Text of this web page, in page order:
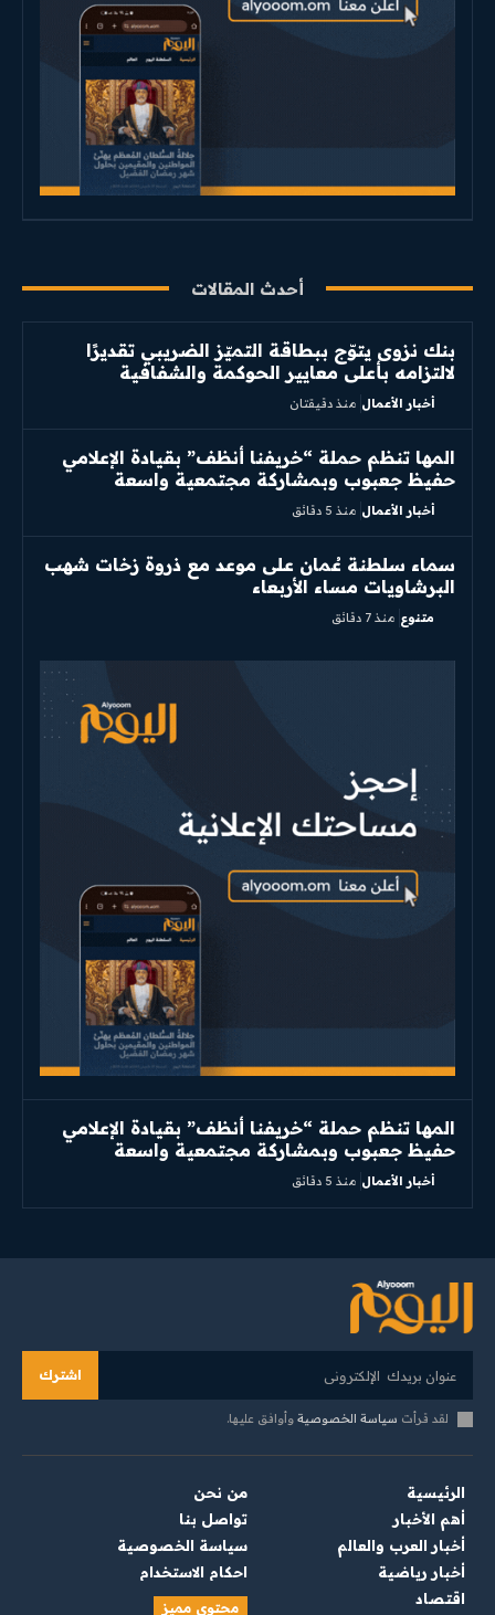
أحدث المقالات
بنك نزوى يتوّج ببطاقة التميّز الضريبي تقديرًا
لالتزامه بأعلى معايير الحوكمة والشفافية
أخبار الأعمال منذ دقيقتان
المها تنظم حملة “خريفنا أنظف” بقيادة الإعلامي
حفيظ جعبوب وبمشاركة مجتمعية واسعة
أخبار الأعمال منذ 5 دقائق
سماء سلطنة عُمان على موعد مع ذروة زخات شهب
البرشاويات مساء الأربعاء
متنوع منذ 7 دقائق
المها تنظم حملة “خريفنا أنظف” بقيادة الإعلامي
حفيظ جعبوب وبمشاركة مجتمعية واسعة
أخبار الأعمال منذ 5 دقائق
اشترك
لقد قرأت سياسة الخصوصية وأوافق عليها.
الرئيسية
أهم الأخبار
أخبار العرب والعالم
أخبار رياضية
اقتصاد
من نحن
تواصل بنا
سياسة الخصوصية
احكام الاستخدام
محتوى مميز